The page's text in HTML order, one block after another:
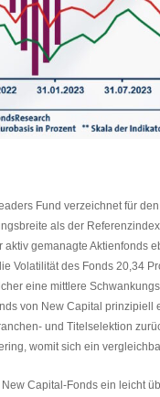
Fund verzeichnet für
als der
gemanagte Aktienfonds
Volatilität des Fonds 20,34
eine mittlere
von New Capital prinzipiell
und Titelselektion
womit sich ein
Capital-Fonds ein leicht